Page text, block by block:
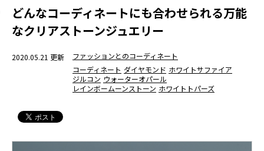
どんなコーディネートにも合わせられる万能
なクリアストーンジュエリー
2020.05.21 更新
ファッションとのコーディネート
コーディネート ダイヤモンド ホワイトサファイア
ジルコン ウォーターオパール
レインボームーンストーン ホワイトトパーズ